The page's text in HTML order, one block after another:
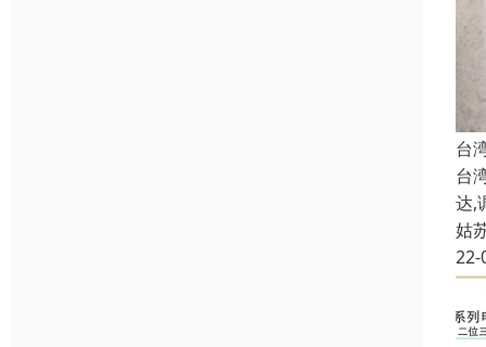
台
台
达,
姑
22-